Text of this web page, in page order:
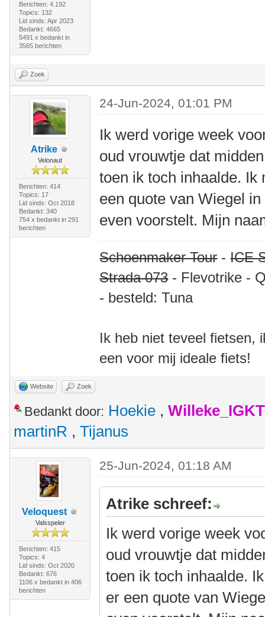
Berichten: 4.192
Topics: 132
Lid sinds: Apr 2023
Bedankt: 4665
5491 x bedankt in
3565 berichten
Zoek
Atrike
Velonaut
Berichten: 414
Topics: 17
Lid sinds: Oct 2018
Bedankt: 340
754 x bedankt in 291
berichten
24-Jun-2024, 01:01 PM
Ik werd vorige week
oud vrouwtje dat
toen ik toch inhaalde. Ik
een quote van Wiegel
even voorstelt. Mijn
Schoenmaker Tour-ICE
Strada 073- Flevotrike -
- besteld: Tuna
Ik heb niet teveel fietsen,
een voor mij ideale fiets!
Website Zoek
Bedankt door: Hoekie , Willeke_IGKT
martinR , Tijanus
Veloquest
Valsspeler
Berichten: 415
Topics: 4
Lid sinds: Oct 2020
Bedankt: 676
1106 x bedankt in 406
berichten
25-Jun-2024, 01:18 AM
Atrike schreef:
Ik werd vorige week
oud vrouwtje dat
toen ik toch inhaalde.
er een quote van